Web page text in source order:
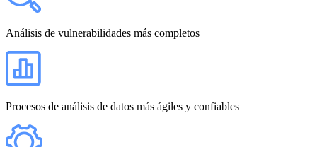
Análisis de vulnerabilidades más completos
Procesos de análisis de datos más ágiles y confiables